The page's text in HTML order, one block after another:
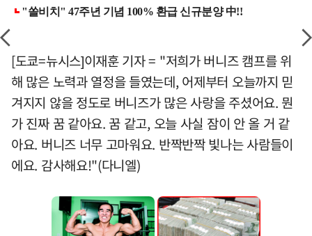
[도쿄=뉴시스]이재훈 기자 = "저희가 버니즈 캠프를 위
해 많은 노력과 열정을 들였는데, 어제부터 오늘까지 믿
겨지지 않을 정도로 버니즈가 많은 사랑을 주셨어요. 뭔
가 진짜 꿈 같아요. 꿈 같고, 오늘 사실 잠이 안 올 거 같
아요. 버니즈 너무 고마워요. 반짝반짝 빛나는 사람들이
에요. 감사해요!"(다니엘)